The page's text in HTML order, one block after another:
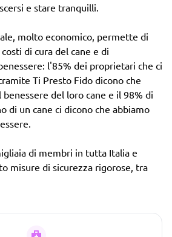
e stare tranquilli.
molto economico, permette di
di cura del cane e di
l'85% dei proprietari che ci
Ti Presto Fido dicono che
del loro cane e il 98% di
di un cane ci dicono che abbiamo
di membri in tutta Italia e
misure di sicurezza rigorose, tra